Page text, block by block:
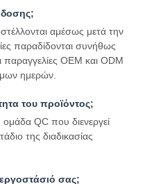
αμέσως μετά την
παραδίδονται συνήθως
OEM και ODM
ημερών.
του προϊόντος;
ομάδα QC που διενεργεί
της διαδικασίας
εργοστάσιό σας;